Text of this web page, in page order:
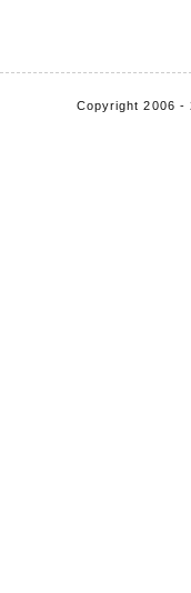
Copyright 2006 -